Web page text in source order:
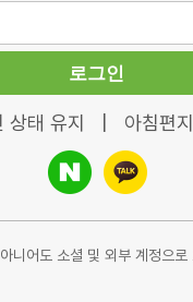
로그인
상태 유지 아침편
니어도 소셜 및 외부 계정으로